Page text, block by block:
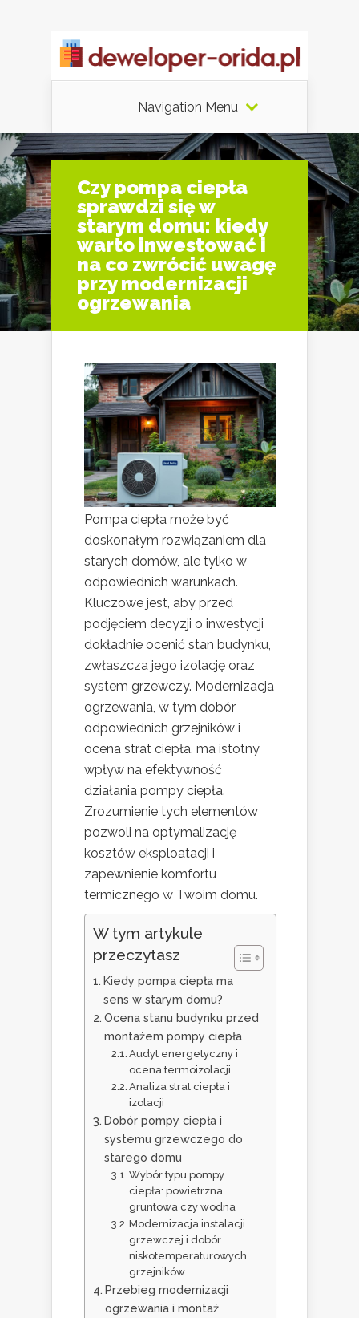
Navigation Menu
Czy pompa ciepła
sprawdzi się w
starym domu: kiedy
warto inwestować i
na co zwrócić uwagę
przy modernizacji
ogrzewania
Pompa ciepła może być
doskonałym rozwiązaniem dla
starych domów, ale tylko w
odpowiednich warunkach.
Kluczowe jest, aby przed
podjęciem decyzji o inwestycji
dokładnie ocenić stan budynku,
zwłaszcza jego izolację oraz
system grzewczy. Modernizacja
ogrzewania, w tym dobór
odpowiednich grzejników i
ocena strat ciepła, ma istotny
wpływ na efektywność
działania pompy ciepła.
Zrozumienie tych elementów
pozwoli na optymalizację
kosztów eksploatacji i
zapewnienie komfortu
termicznego w Twoim domu.
W tym artykule
przeczytasz
Kiedy pompa ciepła ma
sens w starym domu?
Ocena stanu budynku przed
montażem pompy ciepła
Audyt energetyczny i
ocena termoizolacji
Analiza strat ciepła i
izolacji
Dobór pompy ciepła i
systemu grzewczego do
starego domu
Wybór typu pompy
ciepła: powietrzna,
gruntowa czy wodna
Modernizacja instalacji
grzewczej i dobór
niskotemperaturowych
grzejników
Przebieg modernizacji
ogrzewania i montaż